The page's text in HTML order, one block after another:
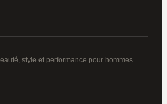
style et performance pour hommes